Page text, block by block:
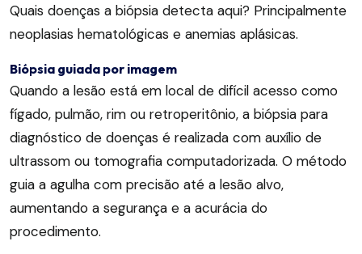
Quais doenças a biópsia detecta aqui? Principalmente
neoplasias hematológicas e anemias aplásicas.
Biópsia guiada por imagem
Quando a lesão está em local de difícil acesso como
fígado, pulmão, rim ou retroperitônio, a biópsia para
diagnóstico de doenças é realizada com auxílio de
ultrassom ou tomografia computadorizada. O método
guia a agulha com precisão até a lesão alvo,
aumentando a segurança e a acurácia do
procedimento.